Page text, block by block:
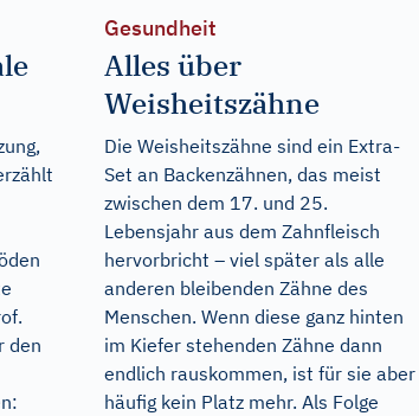
den
Gesundheit
Alles über
Weisheitszähne
Die Weisheitszähne sind ein Extra-
Set an Backenzähnen, das meist
zwischen dem 17. und 25.
Lebensjahr aus dem Zahnfleisch
hervorbricht – viel später als alle
anderen bleibenden Zähne des
Menschen. Wenn diese ganz hinten
im Kiefer stehenden Zähne dann
endlich rauskommen, ist für sie aber
häufig kein Platz mehr. Als Folge